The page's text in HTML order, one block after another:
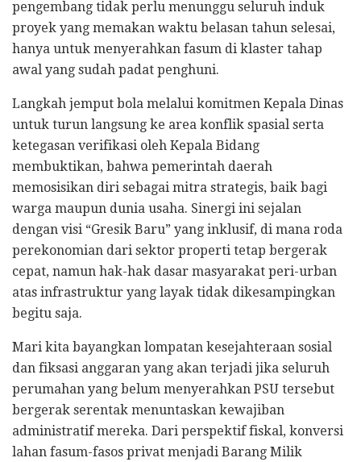
pengembang tidak perlu menunggu seluruh induk
proyek yang memakan waktu belasan tahun selesai,
hanya untuk menyerahkan fasum di klaster tahap
awal yang sudah padat penghuni.
Langkah jemput bola melalui komitmen Kepala Dinas
untuk turun langsung ke area konflik spasial serta
ketegasan verifikasi oleh Kepala Bidang
membuktikan, bahwa pemerintah daerah
memosisikan diri sebagai mitra strategis, baik bagi
warga maupun dunia usaha. Sinergi ini sejalan
dengan visi “Gresik Baru” yang inklusif, di mana roda
perekonomian dari sektor properti tetap bergerak
cepat, namun hak-hak dasar masyarakat peri-urban
atas infrastruktur yang layak tidak dikesampingkan
begitu saja.
Mari kita bayangkan lompatan kesejahteraan sosial
dan fiksasi anggaran yang akan terjadi jika seluruh
perumahan yang belum menyerahkan PSU tersebut
bergerak serentak menuntaskan kewajiban
administratif mereka. Dari perspektif fiskal, konversi
lahan fasum-fasos privat menjadi Barang Milik